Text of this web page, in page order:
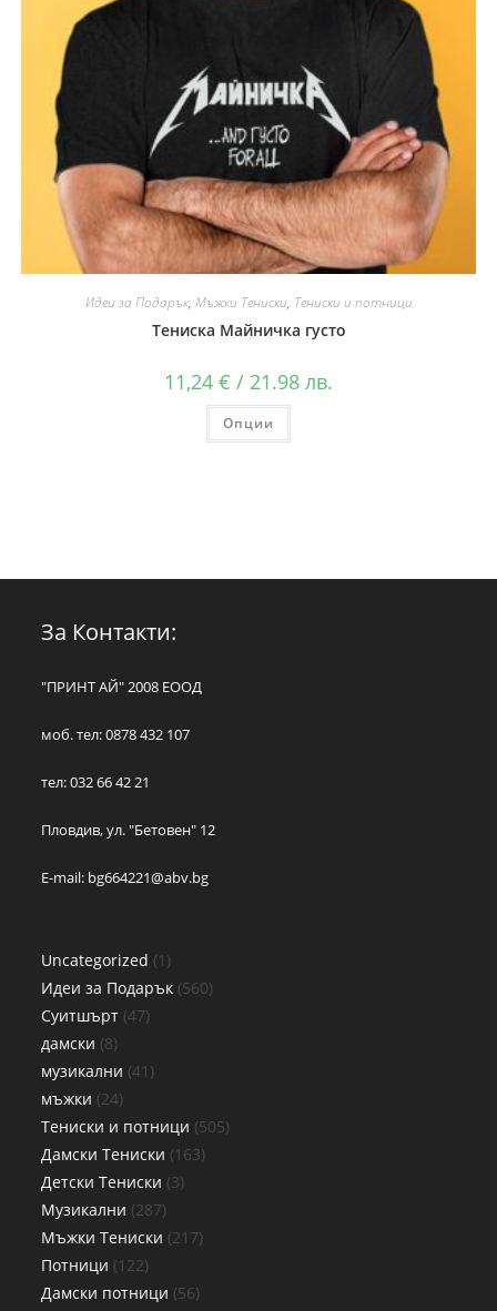
Идеи за Подарък, Мъжки Тениски, Тениски и потници
Тениска Майничка густо
11,24 € / 21.98 лв.
Опции
За Контакти:
"ПРИНТ АЙ" 2008 ЕООД
моб. тел: 0878 432 107
тел: 032 66 42 21
Пловдив, ул. "Бетовен" 12
E-mail: bg664221@abv.bg
Uncategorized 1
Идеи за Подарък 560
Суитшърт 47
дамски 8
музикални 41
мъжки 24
Тениски и потници 505
Дамски Тениски 163
Детски Тениски 3
Музикални 287
Мъжки Тениски 217
Потници 122
Дамски потници 56